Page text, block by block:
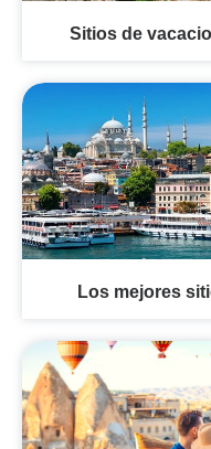
Sitios de
Los mejores